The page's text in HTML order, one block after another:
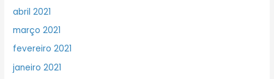
abril 2021
março 2021
fevereiro 2021
janeiro 2021